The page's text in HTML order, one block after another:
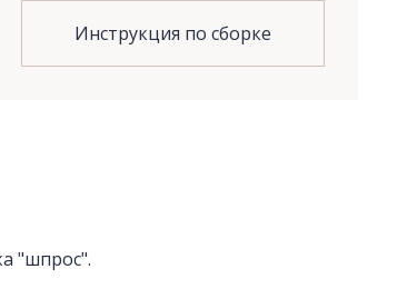
Инструкция по сборке
"шпрос".